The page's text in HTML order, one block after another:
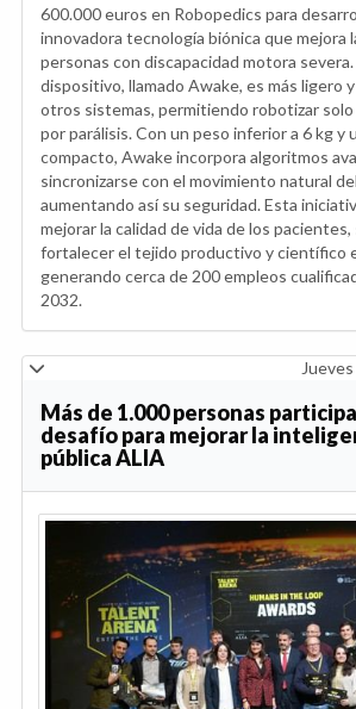
600.000 euros en Robopedics para
innovadora tecnología biónica que mejora
personas con discapacidad motora
dispositivo, llamado Awake, es más ligero
otros sistemas, permitiendo robotizar solo
por parálisis. Con un peso inferior a 6 kg y
compacto, Awake incorpora algoritmos
sincronizarse con el movimiento natural
aumentando así su seguridad. Esta
mejorar la calidad de vida de los
fortalecer el tejido productivo y científico
generando cerca de 200 empleos
2032.
Más de 1.000 personas
desafío para mejorar la
pública ALIA